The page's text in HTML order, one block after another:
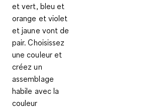
et vert, bleu et
orange et violet
et jaune vont de
pair. Choisissez
une couleur et
créez un
assemblage
habile avec la
couleur